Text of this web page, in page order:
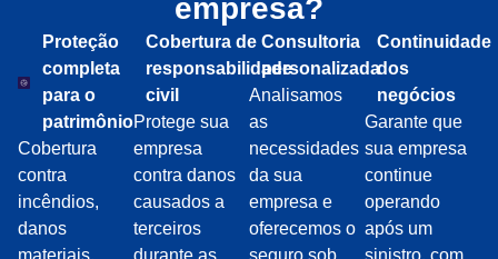
empresa?
Proteção
completa
para o
patrimônio
Cobertura
contra
incêndios,
danos
Cobertura de
responsabilidade
civil
Protege sua
empresa
contra danos
causados a
terceiros
Consultoria
personalizada
Analisamos
as
necessidades
da sua
empresa e
oferecemos o
Continuidade
dos
negócios
Garante que
sua empresa
continue
operando
após um